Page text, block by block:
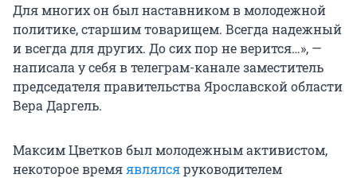
Для многих он был наставником в молодежной
политике, старшим товарищем. Всегда надежный
и всегда для других. До сих пор не верится…», —
написала у себя в телеграм-канале заместитель
председателя правительства Ярославской области
Вера Даргель.
Максим Цветков был молодежным активистом,
некоторое время являлсяруководителем